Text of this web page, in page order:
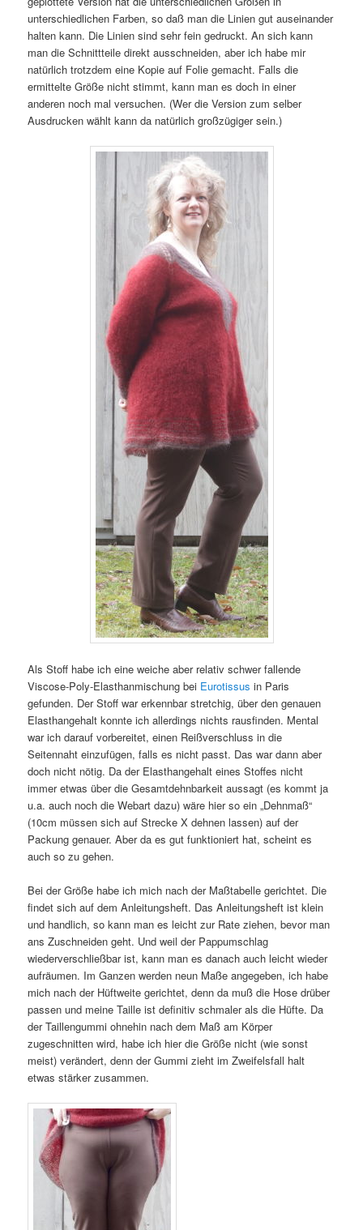
unterschiedlichen Farben, so daß man die Linien gut auseinander
halten kann. Die Linien sind sehr fein gedruckt. An sich kann
man die Schnittteile direkt ausschneiden, aber ich habe mir
natürlich trotzdem eine Kopie auf Folie gemacht. Falls die
ermittelte Größe nicht stimmt, kann man es doch in einer
anderen noch mal versuchen. (Wer die Version zum selber
Ausdrucken wählt kann da natürlich großzügiger sein.)
Als Stoff habe ich eine weiche aber relativ schwer fallende
Viscose-Poly-Elasthanmischung bei Eurotissus in Paris
gefunden. Der Stoff war erkennbar stretchig, über den genauen
Elasthangehalt konnte ich allerdings nichts rausfinden. Mental
war ich darauf vorbereitet, einen Reißverschluss in die
Seitennaht einzufügen, falls es nicht passt. Das war dann aber
doch nicht nötig. Da der Elasthangehalt eines Stoffes nicht
immer etwas über die Gesamtdehnbarkeit aussagt (es kommt ja
u.a. auch noch die Webart dazu) wäre hier so ein „Dehnmaß“
(10cm müssen sich auf Strecke X dehnen lassen) auf der
Packung genauer. Aber da es gut funktioniert hat, scheint es
auch so zu gehen.
Bei der Größe habe ich mich nach der Maßtabelle gerichtet. Die
findet sich auf dem Anleitungsheft. Das Anleitungsheft ist klein
und handlich, so kann man es leicht zur Rate ziehen, bevor man
ans Zuschneiden geht. Und weil der Pappumschlag
wiederverschließbar ist, kann man es danach auch leicht wieder
aufräumen. Im Ganzen werden neun Maße angegeben, ich habe
mich nach der Hüftweite gerichtet, denn da muß die Hose drüber
passen und meine Taille ist definitiv schmaler als die Hüfte. Da
der Taillengummi ohnehin nach dem Maß am Körper
zugeschnitten wird, habe ich hier die Größe nicht (wie sonst
meist) verändert, denn der Gummi zieht im Zweifelsfall halt
etwas stärker zusammen.